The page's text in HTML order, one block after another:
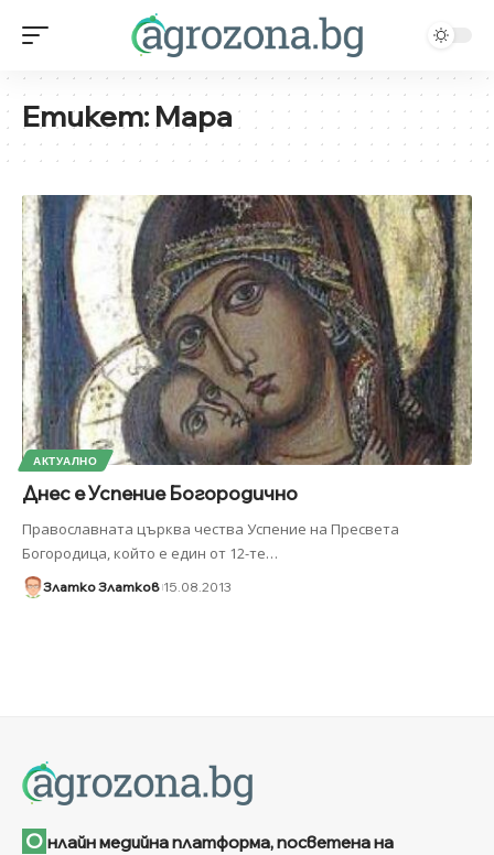
Етикет:Мара
АКТУАЛНО
Днес е Успение Богородично
Православната църква чества Успение на Пресвета
Богородица, който е един от 12-те…
Златко Златков 15.08.2013
О нлайн медийна платформа, посветена на